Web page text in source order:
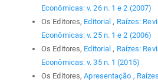
Econômicas: v. 26 n. 1 e 2 (2007)
Os Editores, Editorial, Raízes:
Econômicas: v. 25 n. 1 e 2 (2006)
Os Editores, Editorial, Raízes:
Econômicas: v. 35 n. 1 (2015)
Os Editores,Apresentação ,